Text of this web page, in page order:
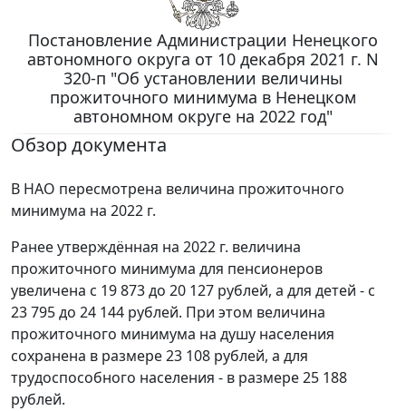
Постановление Администрации Ненецкого
автономного округа от 10 декабря 2021 г. N
320-п "Об установлении величины
прожиточного минимума в Ненецком
автономном округе на 2022 год"
Обзор документа
В НАО пересмотрена величина прожиточного
минимума на 2022 г.
Ранее утверждённая на 2022 г. величина
прожиточного минимума для пенсионеров
увеличена с 19 873 до 20 127 рублей, а для детей - с
23 795 до 24 144 рублей. При этом величина
прожиточного минимума на душу населения
сохранена в размере 23 108 рублей, а для
трудоспособного населения - в размере 25 188
рублей.